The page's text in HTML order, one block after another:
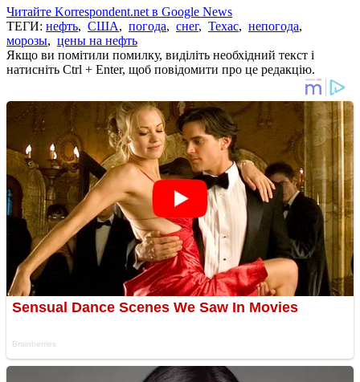
Читайте Korrespondent.net в Google News
ТЕГИ: нефть, США, погода, снег, Техас, непогода,
морозы, цены на нефть
Якщо ви помітили помилку, виділіть необхідний текст і
натисніть Ctrl + Enter, щоб повідомити про це редакцію.